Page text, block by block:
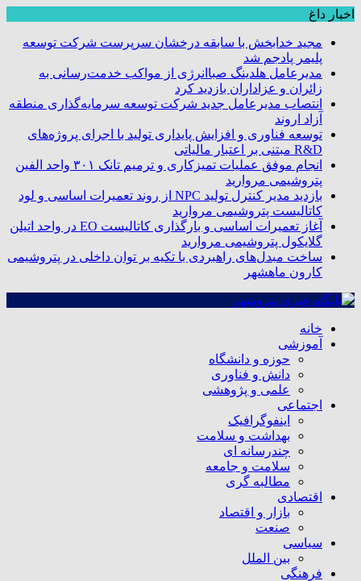
اخبار داغ
مجید خدابخش با سابقه درخشان سرپرست شرکت توسعه
پلیمر پادجم شد
مدیرعامل هلدینگ صباانرژی از مواکب خدمت‌رسانی به
زائران و عزاداران بازدید کرد
انتصاب مدیرعامل جدید شرکت توسعه سرمایه‌گذاری منطقه
آزاد اروند
توسعه فناوری و افزایش پایداری تولید با اجرای پروژه‌های
R&D مبتنی بر اعتبار مالیاتی
انجام موفق عملیات تمیزکاری و ترمیم تانک ۳۰۱ واحد الفین
پتروشیمی مروارید
بازدید مدیر کنترل تولید NPC از روند تعمیرات اساسی و لود
کاتالیست پتروشیمی مروارید
آغاز تعمیرات اساسی و بارگذاری کاتالیست EO در واحد اتیلن
گلایکول پتروشیمی مروارید
ساخت مبدل‌های راهبردی با تکیه بر توان داخلی در پتروشیمی
کارون ماهشهر
خانه
آموزشی
حوزه و دانشگاه
دانش و فناوری
علمی و پژوهشی
اجتماعی
اینفوگرافیک
بهداشت و سلامت
چندرسانه ای
سلامت و جامعه
مطالبه گری
اقتصادی
بازار و اقتصاد
صنعت
سیاسی
بین الملل
فرهنگی